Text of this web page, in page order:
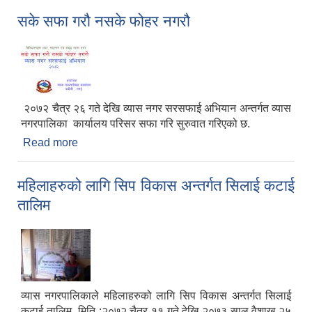
सके सफा गरौ नसके फोहर नगरौ
२०७२ चैत्र २६ गते देखि व्यास नगर सरसफाई अभियान अन्तर्गत व्यास
नगरपालिका कार्यालय परिसर सफा गरि सुरुवात गरिएको छ.
Read more
महिलाहरुको लागि सिप विकास अन्तर्गत सिलाई कटाई
तालिम
व्यास नगरपालिकाले महिलाहरुको लागि सिप विकास अन्तर्गत सिलाई